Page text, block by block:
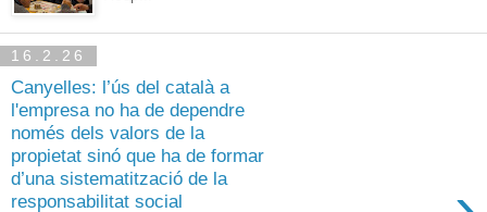
16.2.26
Canyelles: l’ús del català a
l'empresa no ha de dependre
només dels valors de la
propietat sinó que ha de formar
d’una sistematització de la
responsabilitat social